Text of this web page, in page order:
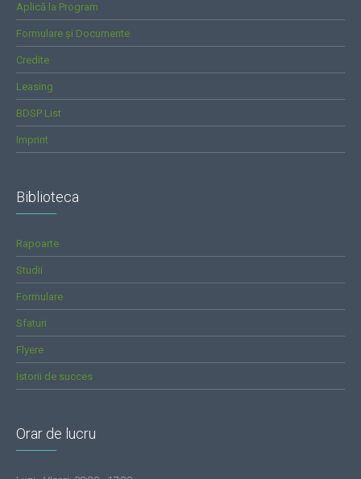
Aplică la Program
Formulare și Documente
Credite
Leasing
BDSP List
Imprint
Biblioteca
Rapoarte
Studii
Formulare
Sfaturi
Flyere
Istorii de succes
Orar de lucru